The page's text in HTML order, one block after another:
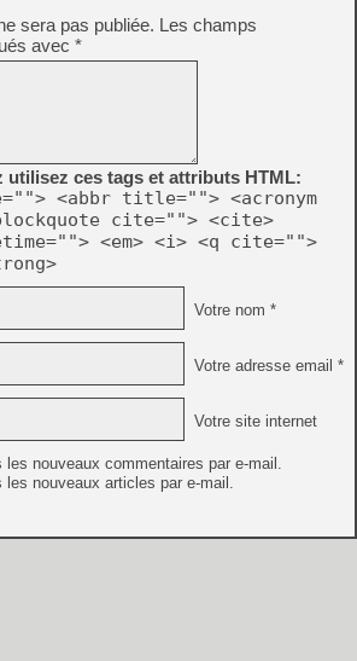
sera pas publiée. Les champs
avec *
utilisez ces tags et attributs HTML:
<abbr title=""> <acronym
cite=""> <cite>
<em> <i> <q cite="">
Votre nom *
Votre adresse email *
Votre site internet
les nouveaux commentaires par e-mail.
les nouveaux articles par e-mail.